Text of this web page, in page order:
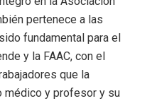
pertenece a las
fundamental para el
y la FAAC, con el
que la
médico y profesor y su